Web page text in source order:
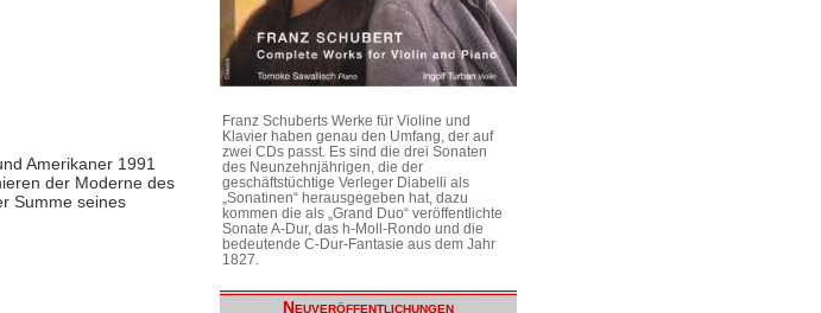
Amerikaner 1991
der Moderne des
Summe seines
Franz Schuberts Werke für Violine und
Klavier haben genau den Umfang, der auf
zwei CDs passt. Es sind die drei Sonaten
des Neunzehnjährigen, die der
geschäftstüchtige Verleger Diabelli als
„Sonatinen“ herausgegeben hat, dazu
kommen die als „Grand Duo“ veröffentlichte
Sonate A-Dur, das h-Moll-Rondo und die
bedeutende C-Dur-Fantasie aus dem Jahr
1827.
Neuveröffentlichungen